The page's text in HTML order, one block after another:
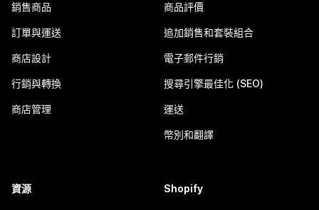
銷售商品
訂單與運送
商店設計
行銷與轉換
商店管理
商品評價
追加銷售和套裝組合
電子郵件行銷
搜尋引擎最佳化 (SEO)
運送
幣別和翻譯
資源 Shopify